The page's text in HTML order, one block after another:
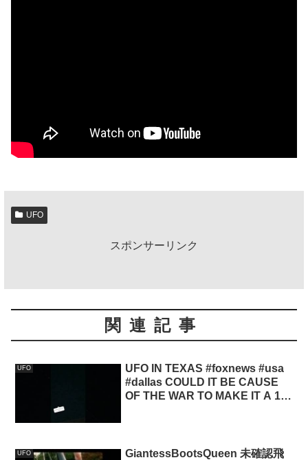
UFO
スポンサーリンク
関連記事
UFO
UFO IN TEXAS #foxnews #usa
#dallas COULD IT BE CAUSE
OF THE WAR TO MAKE IT A 1
UFO
GiantessBootsQueen 未確認飛